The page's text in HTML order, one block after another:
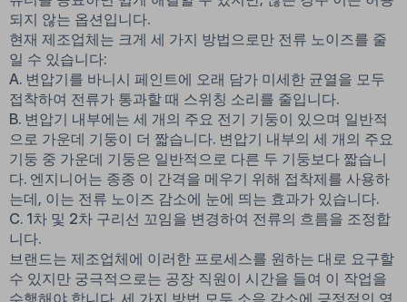
되지 않는 옵션입니다.
현재 제조업체는 크게 세 가지 방법으로만 전류 노이즈를 줄
일 수 있습니다:
A. 변압기를 바니시 페인트에 오래 담가 미세한 균열을 모두
접착하여 전류가 통과할 때 스위칭 소리를 줄입니다.
B. 변압기 내부에는 세 개의 주요 전기 기둥이 있으며 일반적
으로 가운데 기둥이 더 짧습니다. 변압기 내부의 세 개의 주요
기둥 중 가운데 기둥은 일반적으로 다른 두 기둥보다 짧습니
다. 엔지니어는 종종 이 간격을 메우기 위해 접착제를 사용하
는데, 이는 전류 노이즈 감소에 눈에 띄는 효과가 있습니다.
C. 1차 및 2차 구리선 꼬임을 변경하여 전류의 흐름을 조정합
니다.
브랜드는 제조업체에 이러한 프로세스를 원하는 대로 요구할
수 있지만 궁극적으로는 공장 직원이 시간을 들여 이 작업을